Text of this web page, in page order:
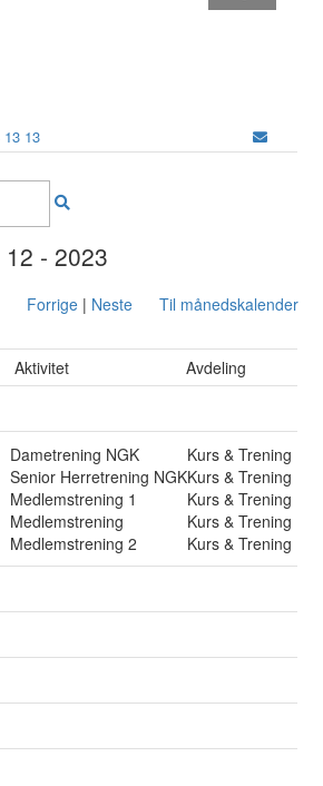
13 13
- 2023
Forrige| Neste Til månedskalender
Aktivitet
Avdeling
Dametrening NGK
Kurs & Trening
Senior Herretrening NGKKurs & Trening
Medlemstrening 1
Kurs & Trening
Medlemstrening
Kurs & Trening
Medlemstrening 2 Kurs & Trening